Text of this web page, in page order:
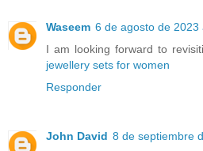
Waseem 6 de agosto de 2023
I am looking forward to
jewellery sets for women
Responder
John David 8 de septiembre